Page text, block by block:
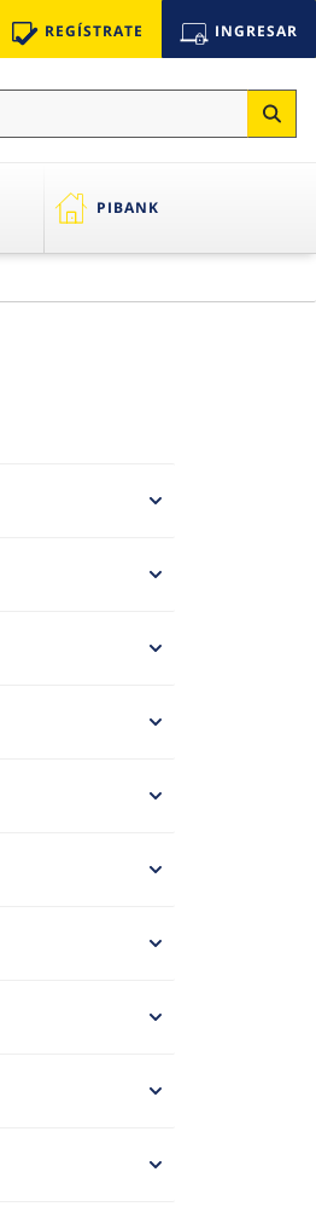
REGÍSTRATE INGRESAR
PIBANK